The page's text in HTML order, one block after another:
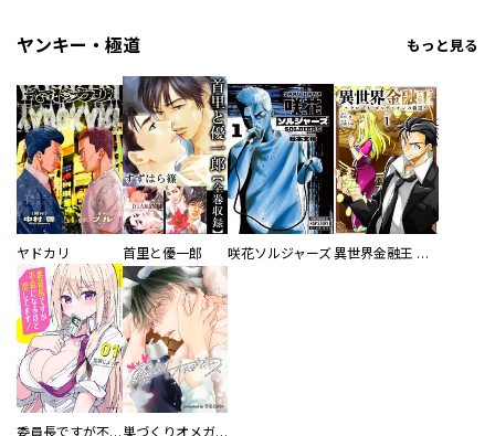
ヤンキー・極道 もっと見る
ヤドカリ 首里と優一郎 咲花ソルジャーズ 異世界金融王 ～クローネ・ゴルディオンの覇道～
委員長ですが不良になるほど恋してます！ 巣づくりオメガバース